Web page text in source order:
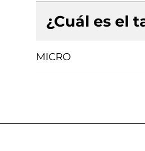
¿Cuál es el
MICRO